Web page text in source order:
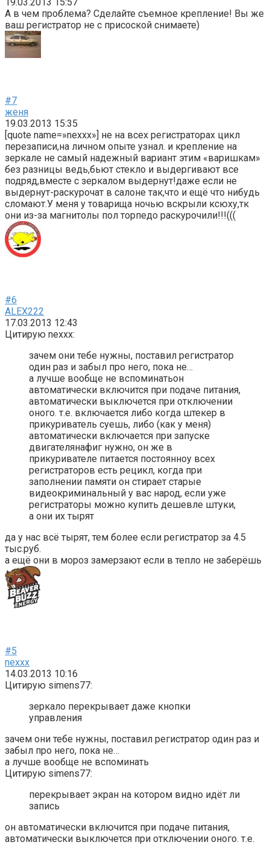
А в чем проблема? Сделайте съемное крепление! Вы же
ваш регистратор не с присоской снимаете)
#7
женя
19.03.2013 15:35
[quote name=»nexxx»] не на всех регистраторах цикл
перезаписи,на личном опыте узнал. и крепление на
зеркале не самый надежный вариант этим «варишкам»
без разницы ведь,бьют стекло и выдергивают все
подряд,вместе с зеркалом выдернут!даже если не
выдернут-раскурочат в салоне так,что и ещё что нибудь
сломают.У меня у товарища ночью вскрыли ксюху,тк
они из-за магнитолы пол торпедо раскурочили!!!(((
#6
ALEX222
17.03.2013 12:43
Цитирую nexxx:
зачем они тебе нужны, поставил регистратор
один раз и забыл про него, пока не…
а лучше вообще не вспоминатьон
автоматически включится при подаче питания,
автоматически выключется при отключении
оного. т.е. включается либо когда штекер в
прикуриватель суешь, либо (как у меня)
автоматически включается при запуске
двигателянафиг нужно, он же в
прикуривателе питается постоянноу всех
регистраторов есть рецикл, когда при
заполнении памяти он стирает старые
видеокриминальный у вас народ, если уже
регистраторы можно купить дешевле штуки,
а они их тырят
да у нас всё тырят, тем более если регистратор за 4.5
тыс.руб.
а ещё они в мороз замерзают если в тепло не заберёшь
#5
nexxx
14.03.2013 10:16
Цитирую simens77:
зеркало перекрывает даже кнопки
управления
зачем они тебе нужны, поставил регистратор один раз и
забыл про него, пока не…
а лучше вообще не вспоминать
Цитирую simens77:
перекрывает экран на котором видно идёт ли
запись
он автоматически включится при подаче питания,
автоматически выключется при отключении оного. т.е.